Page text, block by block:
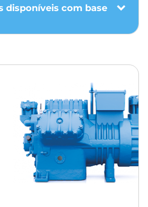
disponíveis com base